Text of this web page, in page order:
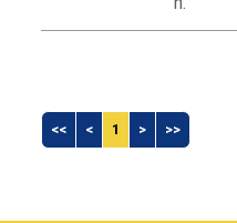
<< < 1 > >>